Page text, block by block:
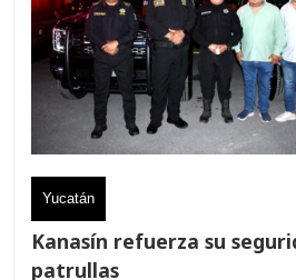
Yucatán
Kanasín refuerza su
patrullas